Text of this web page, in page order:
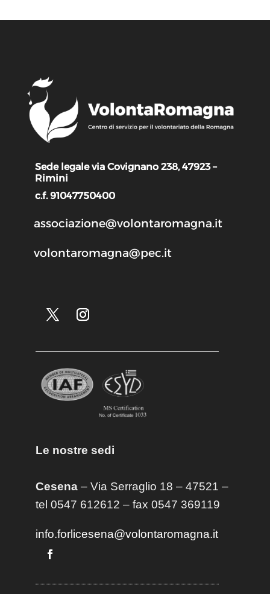
Sede legale via Covignano 238, 47923 –
Rimini
c.f. 91047750400
associazione@volontaromagna.it
volontaromagna@pec.it
Le nostre sedi
Cesena– Via Serraglio 18 – 47521 –
tel 0547 612612 – fax 0547 369119
info.forlicesena@volontaromagna.it